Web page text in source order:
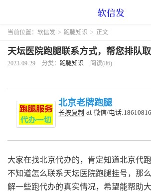
当前位置： 软信发 > 跑腿知识 > 正文
天坛医院跑腿联系方式，帮您排队
2023-09-29 分类： 跑腿知识 阅读(86)
北京老牌跑腿
长按复制 at 微信/电话
大家在找北京代办的，肯定知道北京代
不知道怎么联系天坛医院跑腿挂号，那
解一些跑代办的真实情况，希望能帮助